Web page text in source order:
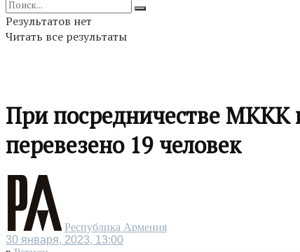
Результатов нет
Читать все результаты
При посредничестве МККК
перевезено 19 человек
Республика Армения
30 января, 2023, 13:00